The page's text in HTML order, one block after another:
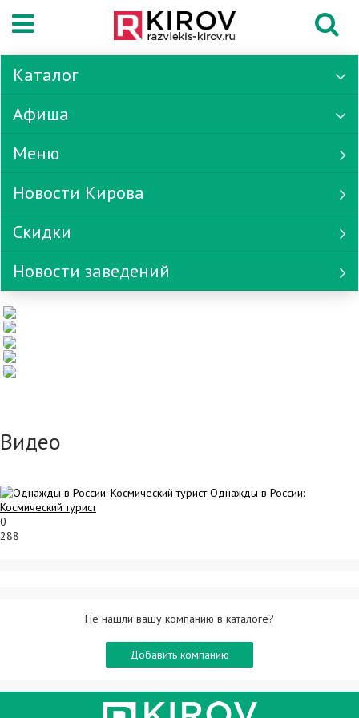
Каталог
Афиша
Меню
Новости Кирова
Скидки
Новости заведений
Видео
Однажды в России:
Космический турист
0
288
Не нашли вашу компанию в каталоге?
Добавить компанию